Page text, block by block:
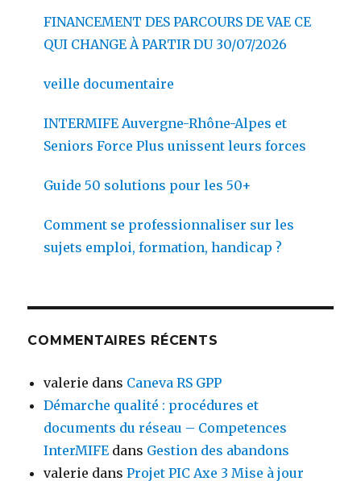
FINANCEMENT DES PARCOURS DE VAE CE
QUI CHANGE À PARTIR DU 30/07/2026
veille documentaire
INTERMIFE Auvergne-Rhône-Alpes et
Seniors Force Plus unissent leurs forces
Guide 50 solutions pour les 50+
Comment se professionnaliser sur les
sujets emploi, formation, handicap ?
COMMENTAIRES RÉCENTS
valerie dans Caneva RS GPP
Démarche qualité : procédures et
documents du réseau – Competences
InterMIFE dans Gestion des abandons
valerie dansProjet PIC Axe 3 Mise à jour